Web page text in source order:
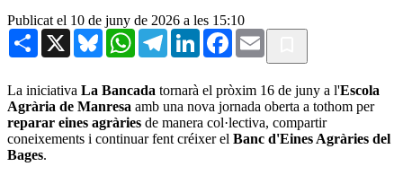
Publicat el 10 de juny de 2026 a les 15:10
Share X BlueskyWhatsAppTelegramLinkedInFacebook
Email
La iniciativa La Bancada tornarà el pròxim 16 de juny a l'Escola
Agrària de Manresa amb una nova jornada oberta a tothom per
reparar eines agràries de manera col·lectiva, compartir
coneixements i continuar fent créixer el Banc d'Eines Agràries del
Bages.